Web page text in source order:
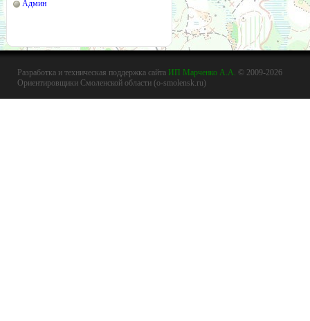
Админ
Разработка и техническая поддержка сайта ИП Марченко А.А. © 2009-2026
Ориентировщики Смоленской области (o-smolensk.ru)